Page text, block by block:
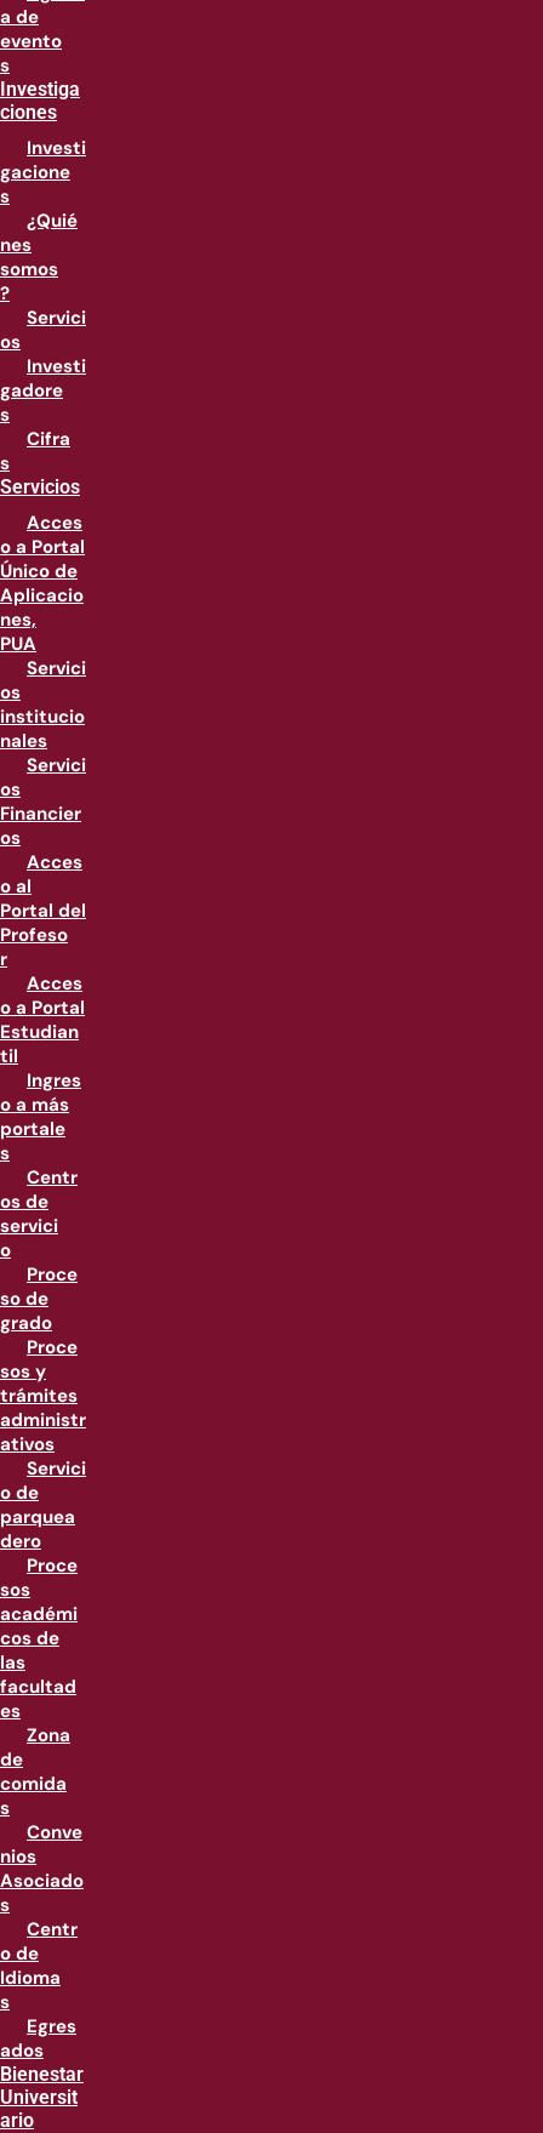
a de
evento
s
Investiga
ciones
Investi
gacione
s
¿Quié
nes
somos
?
Servici
os
Investi
gadore
s
Cifra
s
Servicios
Acces
o a Portal
Único de
Aplicacio
nes,
PUA
Servici
os
institucio
nales
Servici
os
Financier
os
Acces
o al
Portal del
Profeso
r
Acces
o a Portal
Estudian
til
Ingres
o a más
portale
s
Centr
os de
servici
o
Proce
so de
grado
Proce
sos y
trámites
administr
ativos
Servici
o de
parquea
dero
Proce
sos
académi
cos de
las
facultad
es
Zona
de
comida
s
Conve
nios
Asociado
s
Centr
o de
Idioma
s
Egres
ados
Bienestar
Universit
ario